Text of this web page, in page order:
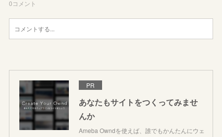
0コメント
PR
あなたもサイトをつくってみませ
んか
Ameba Owndを使えば、誰でもかんたんにウェ